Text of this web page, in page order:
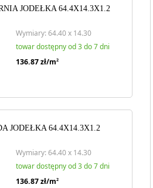
JODEŁKA 64.4X14.3X1.2
Wymiary: 64.40 x 14.30
towar dostępny od 3 do 7 dni
136.87zł/m2
JODEŁKA 64.4X14.3X1.2
Wymiary: 64.40 x 14.30
towar dostępny od 3 do 7 dni
136.87zł/m2